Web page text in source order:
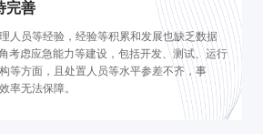
完善
人员等经验，经验等积累和发展也缺乏数据
考虑应急能力等建设，包括开发、测试、运行
等方面，且处置人员等水平参差不齐，事
率无法保障。